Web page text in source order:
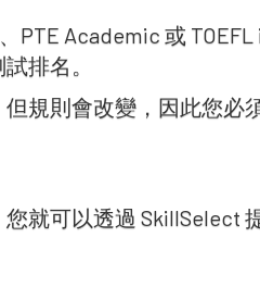
PTE Academic 或
排名。
規則會改變，因此您必
就可以透過 SkillSelect